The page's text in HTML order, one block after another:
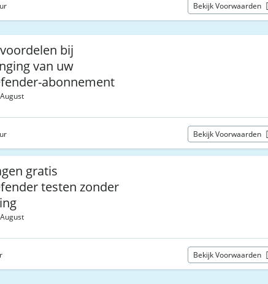
Bekijk Voorwaarden
bij
van uw
abonnement
Bekijk Voorwaarden
gratis
testen zonder
Bekijk Voorwaarden